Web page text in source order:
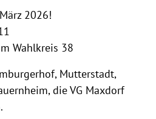
2026!
Wahlkreis 38
Mutterstadt,
die VG Maxdorf